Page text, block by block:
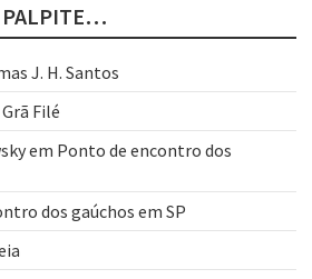
PALPITE…
J. H. Santos
Filé
em Ponto de encontro dos
dos gaúchos em SP